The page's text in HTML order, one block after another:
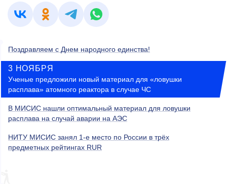
Поздравляем с Днем народного единства!
3 НОЯБРЯ
Ученые предложили новый материал для «ловушки
расплава» атомного реактора в случае ЧС
В МИСИС нашли оптимальный материал для ловушки
расплава на случай аварии на АЭС
НИТУ МИСИС занял 1-е место по России в трёх
предметных рейтингах RUR